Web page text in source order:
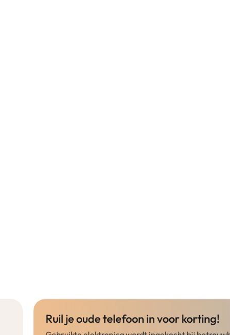
Ruil je oude telefoon in voor korting!